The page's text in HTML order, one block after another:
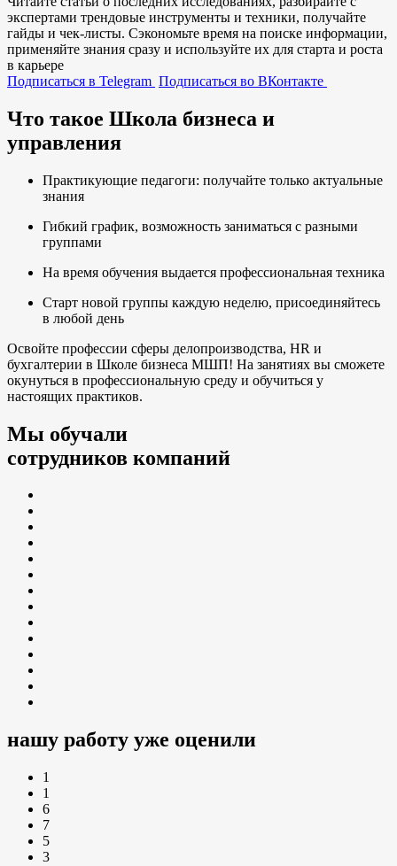
экспертами трендовые инструменты и техники, получайте
гайды и чек-листы. Сэкономьте время на поиске информации,
применяйте знания сразу и используйте их для старта и роста
в карьере
Подписаться в Telegram Подписаться во ВКонтакте
Что такое Школа бизнеса и
управления
Практикующие педагоги: получайте только актуальные
знания
Гибкий график, возможность заниматься с разными
группами
На время обучения выдается профессиональная техника
Старт новой группы каждую неделю, присоединяйтесь
в любой день
Освойте профессии сферы делопроизводства, HR и
бухгалтерии в Школе бизнеса МШП! На занятиях вы сможете
окунуться в профессиональную среду и обучиться у
настоящих практиков.
Мы обучали
сотрудников компаний
нашу работу уже оценили
1
1
6
7
5
3